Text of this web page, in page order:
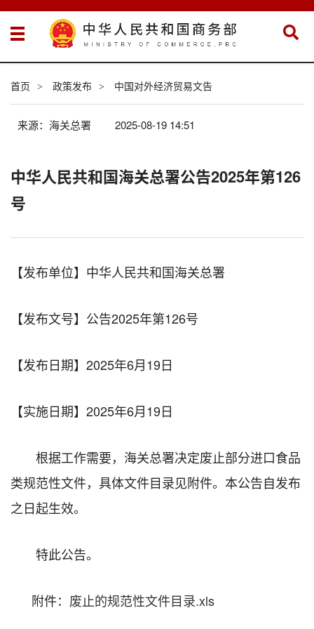
首页 > 政策发布 > 中国对外经济贸易文告
来源：海关总署 2025-08-19 14:51
中华人民共和国海关总署公告2025年第126
号
【发布单位】中华人民共和国海关总署
【发布文号】公告2025年第126号
【发布日期】2025年6月19日
【实施日期】2025年6月19日
根据工作需要，海关总署决定废止部分进口食品
类规范性文件，具体文件目录见附件。本公告自发布
之日起生效。
特此公告。
附件： 废止的规范性文件目录.xls